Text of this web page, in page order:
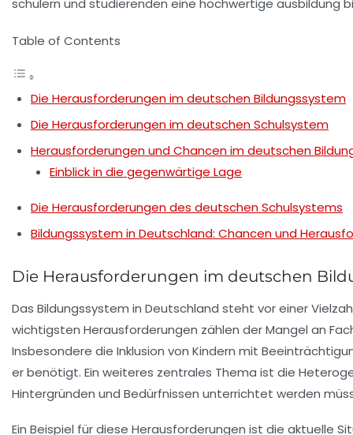
Table of Contents
Die Herausforderungen im deutschen Bildungssystem
Die Herausforderungen im deutschen Schulsystem
Herausforderungen und Chancen im deutschen
Einblick in die gegenwärtige Lage
Die Herausforderungen des deutschen Schulsystems
Bildungssystem in Deutschland: Chancen und
Die Herausforderungen im deutschen
Das Bildungssystem in Deutschland steht vor einer
wichtigsten Herausforderungen zählen der Mangel an
Insbesondere die Inklusion von Kindern mit
er benötigt. Ein weiteres zentrales Thema ist die
Hintergründen und Bedürfnissen unterrichtet werden
Ein Beispiel für diese Herausforderungen ist die aktuelle